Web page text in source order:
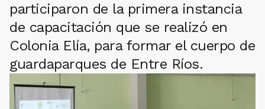
participaron de la primera instancia
de capacitación que se realizó en
Colonia Elía, para formar el cuerpo de
guardaparques de Entre Ríos.